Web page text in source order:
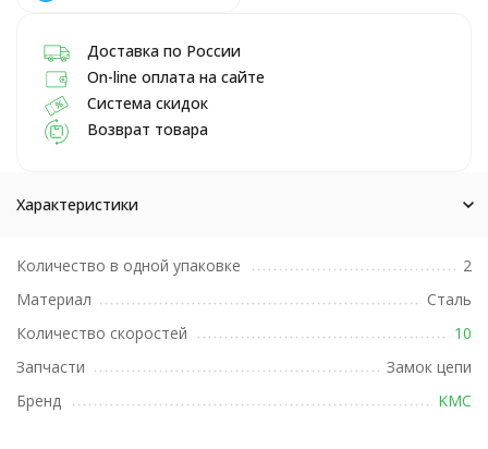
Доставка по России
On-line оплата на сайте
Система скидок
Возврат товара
Характеристики
Количество в одной упаковке
2
Материал
Сталь
Количество скоростей
10
Запчасти
Замок цепи
Бренд
KMC